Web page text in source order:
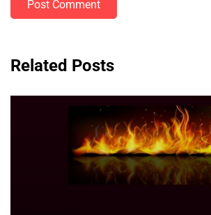
Post Comment
Related Posts